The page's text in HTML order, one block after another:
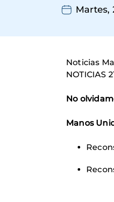
Martes,
Noticias
NOTICIAS
No
Manos